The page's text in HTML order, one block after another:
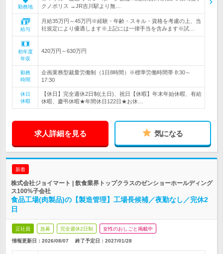
勤務地
クノポリス →JR吉川駅より無…
給与
月給35万円～45万円※経験・年齢・スキル・資格を考慮の上、当
社規定により優遇します※上記には一律手当を含みます※試…
初年度
年収
420万円～630万円
勤務
時間
企画業務型裁量労働制（1日8時間）※標準労働時間帯 8:30～
17:30
休日
休暇
【休日】完全週休2日制(土日)、祝日【休暇】年末年始休暇、有給
休暇、慶弔休暇★年間休日122日★お休…
求人詳細を見る 気になる
新着
株式会社ジョイマート | 飲食業界トップクラスのゼンショーホールディング
ス100%子会社
食品工場(肉製品)の【製造管理】工場長候補／夜勤なし／完休2
日
正社員 急募 完全週休2日制 女性のおしごと掲載中
情報更新日：2026/08/07 終了予定日： 2027/01/28